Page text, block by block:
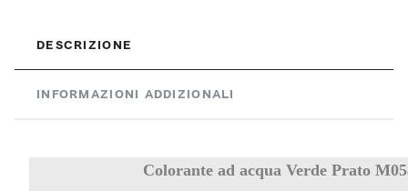
DESCRIZIONE
INFORMAZIONI ADDIZIONALI
Colorante ad acqua Verde Prato